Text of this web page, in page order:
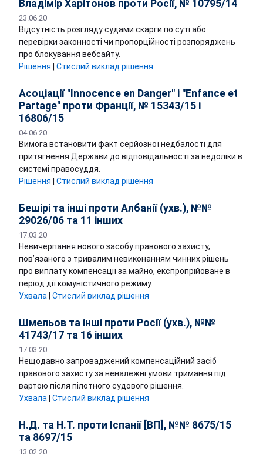
Владімір Харітонов проти Росії, № 10795/14
23.06.20
Відсутність розгляду судами скарги по суті або
перевірки законності чи пропорційності розпоряджень
про блокування вебсайту.
Рішення
Стислий виклад рішення
Асоціації "Innocence en Danger" і "Enfance et
Partage" проти Франції, № 15343/15 і
16806/15
04.06.20
Вимога встановити факт серйозної недбалості для
притягнення Держави до відповідальності за недоліки в
системі правосуддя.
Рішення
Стислий виклад рішення
Бешірі та інші проти Албанії (ухв.), №№
29026/06 та 11 інших
17.03.20
Невичерпання нового засобу правового захисту,
пов’язаного з тривалим невиконанням чинних рішень
про виплату компенсації за майно, експропрійоване в
період дії комуністичного режиму.
Ухвалa Стислий виклад рішення
Шмельов та інші проти Росії (ухв.), №№
41743/17 та 16 інших
17.03.20
Нещодавно запроваджений компенсаційний засіб
правового захисту за неналежні умови тримання під
вартою після пілотного судового рішення.
Ухвалa Стислий виклад рішення
Н.Д. та Н.Т. проти Іспанії [ВП], №№ 8675/15
та 8697/15
13.02.20